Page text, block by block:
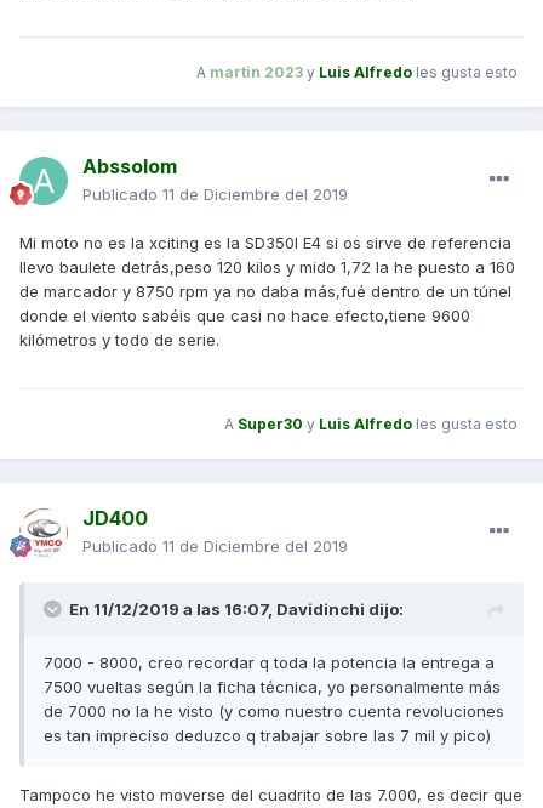
A martin 2023 y Luis Alfredo les gusta esto
Abssolom
Publicado 11 de Diciembre del 2019
Mi moto no es la xciting es la SD350I E4 si os sirve de referencia
llevo baulete detrás,peso 120 kilos y mido 1,72 la he puesto a 160
de marcador y 8750 rpm ya no daba más,fué dentro de un túnel
donde el viento sabéis que casi no hace efecto,tiene 9600
kilómetros y todo de serie.
A Super30 y Luis Alfredo les gusta esto
JD400
Publicado 11 de Diciembre del 2019
En 11/12/2019 a las 16:07, Davidinchi dijo:
7000 - 8000, creo recordar q toda la potencia la entrega a
7500 vueltas según la ficha técnica, yo personalmente más
de 7000 no la he visto (y como nuestro cuenta revoluciones
es tan impreciso deduzco q trabajar sobre las 7 mil y pico)
Tampoco he visto moverse del cuadrito de las 7.000, es decir que